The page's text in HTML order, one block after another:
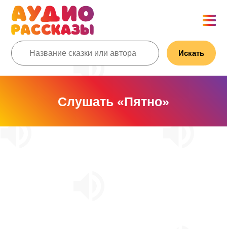
Искать
Слушать «Пятно»